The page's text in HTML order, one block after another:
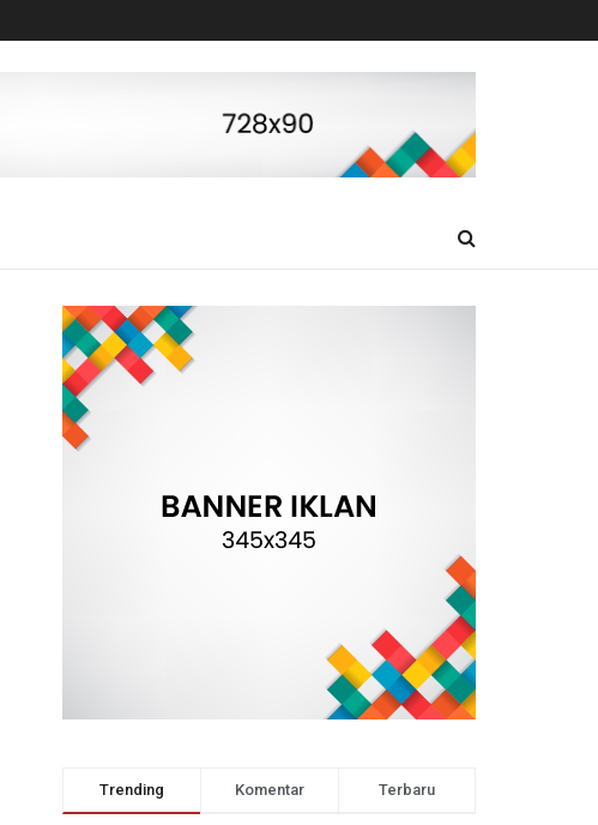
Trending Komentar Terbaru